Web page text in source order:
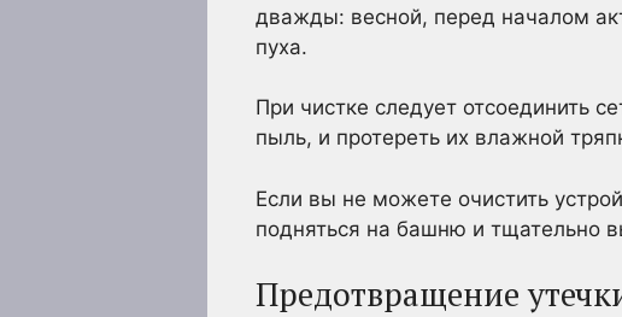
дважды: весной, перед началом
пуха.
При чистке следует отсоединить
пыль, и протереть их влажной
Если вы не можете очистить
подняться на башню и тщательно
Предотвращение